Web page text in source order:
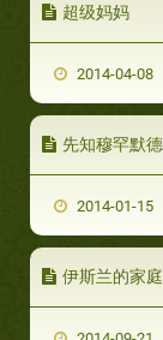
超级妈妈
2014-04-08
先知穆罕默
2014-01-15
伊斯兰的家